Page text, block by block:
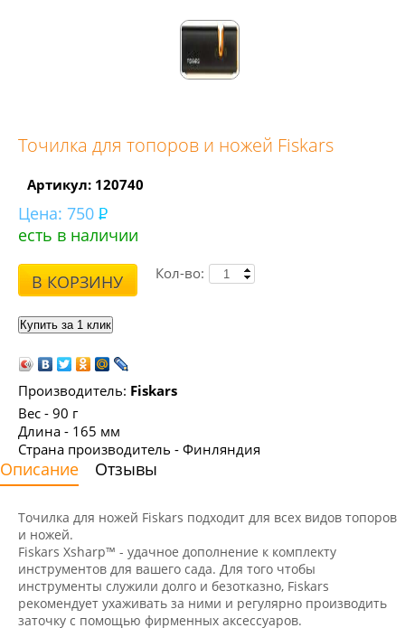
Точилка для топоров и ножей Fiskars
Артикул: 120740
Цена: 750
есть в наличии
В КОРЗИНУ Кол-во:
Производитель: Fiskars
Вес - 90 г
Длина - 165 мм
Страна производитель - Финляндия
Описание Отзывы
Точилка для ножей Fiskars подходит для всех видов топоров
и ножей.
Fiskars Xsharp™ - удачное дополнение к комплекту
инструментов для вашего сада. Для того чтобы
инструменты служили долго и безотказно, Fiskars
рекомендует ухаживать за ними и регулярно производить
заточку с помощью фирменных аксессуаров.